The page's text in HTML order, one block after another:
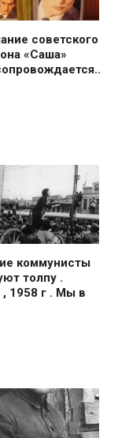
советского
«Саша»
коммунисты
толпу .
, 1958 г . Мы в